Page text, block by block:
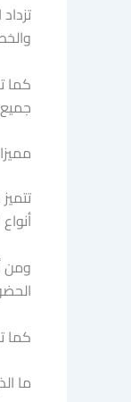
كما
ومن
كما
ما